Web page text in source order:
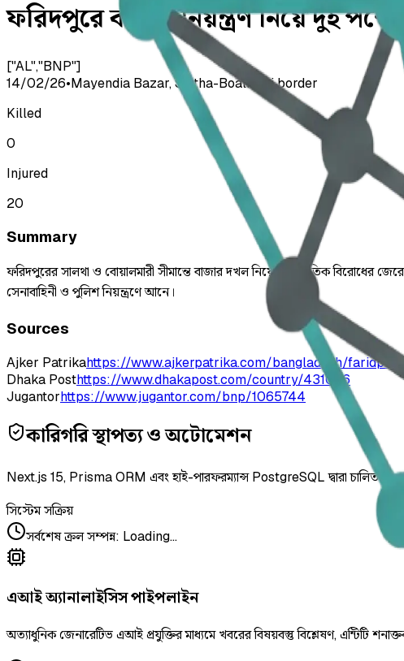
ফরিদপুরে বাজার নিয়ন্ত্রণ নিয়ে দুই
["AL","BNP"]
14/02/26•Mayendia Bazar, Saltha-Boalmari border
Killed
0
Injured
20
Summary
ফরিদপুরের সালথা ও বোয়ালমারী সীমান্তে বাজার দখল নিয়ে রাজনৈতিক বিরোধের
সেনাবাহিনী ও পুলিশ নিয়ন্ত্রণে আনে।
Sources
Ajker Patrikahttps://www.ajkerpatrika.com/bangladesh/
Dhaka Posthttps://www.dhakapost.com/country/431066
Jugantorhttps://www.jugantor.com/bnp/1065744
কারিগরি স্থাপত্য ও অটোমেশন
Next.js 15, Prisma ORM এবং হাই-পারফরম্যান্স PostgreSQL দ্বারা চালিত।
সিস্টেম সক্রিয়
সর্বশেষ ক্রল সম্পন্ন: Loading...
এআই অ্যানালাইসিস পাইপলাইন
অত্যাধুনিক জেনারেটিভ এআই প্রযুক্তির মাধ্যমে খবরের বিষয়বস্তু বিশ্লেষণ, এন্টিটি